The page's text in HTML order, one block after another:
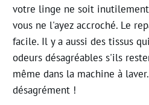
votre linge ne soit
vous ne l'ayez accroché. Le
facile. Il y a aussi des tissus
odeurs désagréables s'ils
même dans la machine à
désagrément !